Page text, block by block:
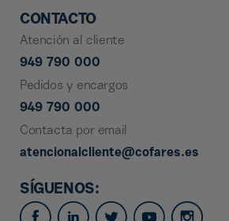
CONTACTO
Atención al cliente
949 790 000
Pedidos y encargos
949 790 000
Contacta por email
atencionalcliente@cofares.es
SÍGUENOS: